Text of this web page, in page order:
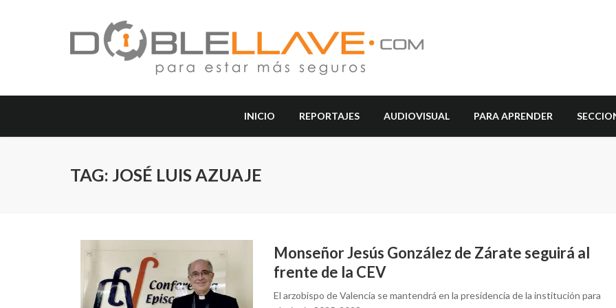
INICIO REPORTAJES AUDIOVISUAL PARA APRENDER
TAG: JOSÉ LUIS AZUAJE
Monseñor Jesús González de Zárate seguirá al
frente de la CEV
El arzobispo de Valencia se mantendrá en la presidencia de la institución para